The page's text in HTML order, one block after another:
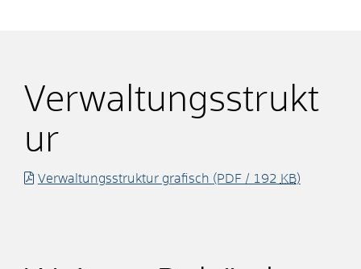
Verwaltungsstrukt
ur
Verwaltungsstruktur grafisch (PDF / 192 KB)